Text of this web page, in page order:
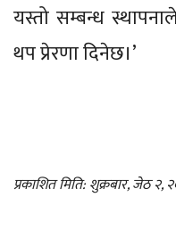
यस्तो सम्बन्ध
थप प्रेरणा दिनेछ।’
प्रकाशित मिति: शुक्रबार, जेठ २,